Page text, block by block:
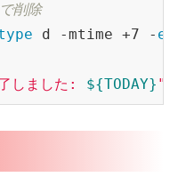
削除
d -mtime +7 -
しました: ${TODAY} "